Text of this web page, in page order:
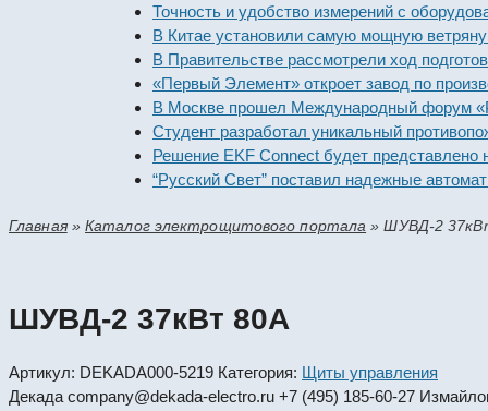
Точность и удобство измерений с
В Китае установили самую мощную ветряную
В Правительстве рассмотрели ход
«Первый Элемент» откроет завод по
В Москве прошел Международный форум
Студент разработал уникальный
Решение EKF Connect будет представлено на
“Русский Свет” поставил надежные
Главная»Каталог электрощитового портала »ШУВД-2
ШУВД-2 37кВт 80А
Артикул: DEKADA000-5219 Категория: Щиты управления
Декада company@dekada-electro.ru +7 (495) 185-60-27